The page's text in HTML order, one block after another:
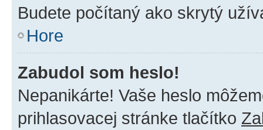
Budete počítaný ako skrytý
Hore
Zabudol som heslo!
Nepanikárte! Vaše heslo
prihlasovacej stránke tlačítko